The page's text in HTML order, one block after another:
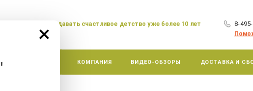
Помогаем создавать счастливое детство уже более 10 лет
8-
КОМПАНИЯ ВИДЕО-ОБЗОРЫ ДОСТАВКА И
×